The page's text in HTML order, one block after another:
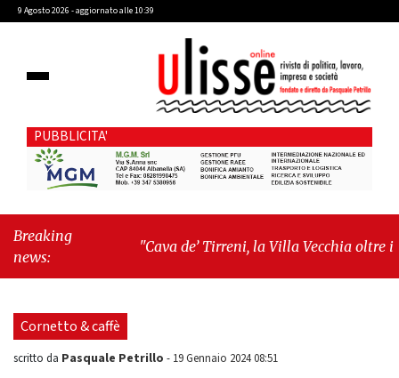
9 Agosto 2026 - aggiornato alle 10:39
PUBBLICITA'
Breaking
news:
"Cava de’ Tirreni, la Villa Vecchia oltre i
seduta consiliare: “Serve chiarezza!”"
Cornetto & caffè
scritto da Pasquale Petrillo - 19 Gennaio 2024 08:51